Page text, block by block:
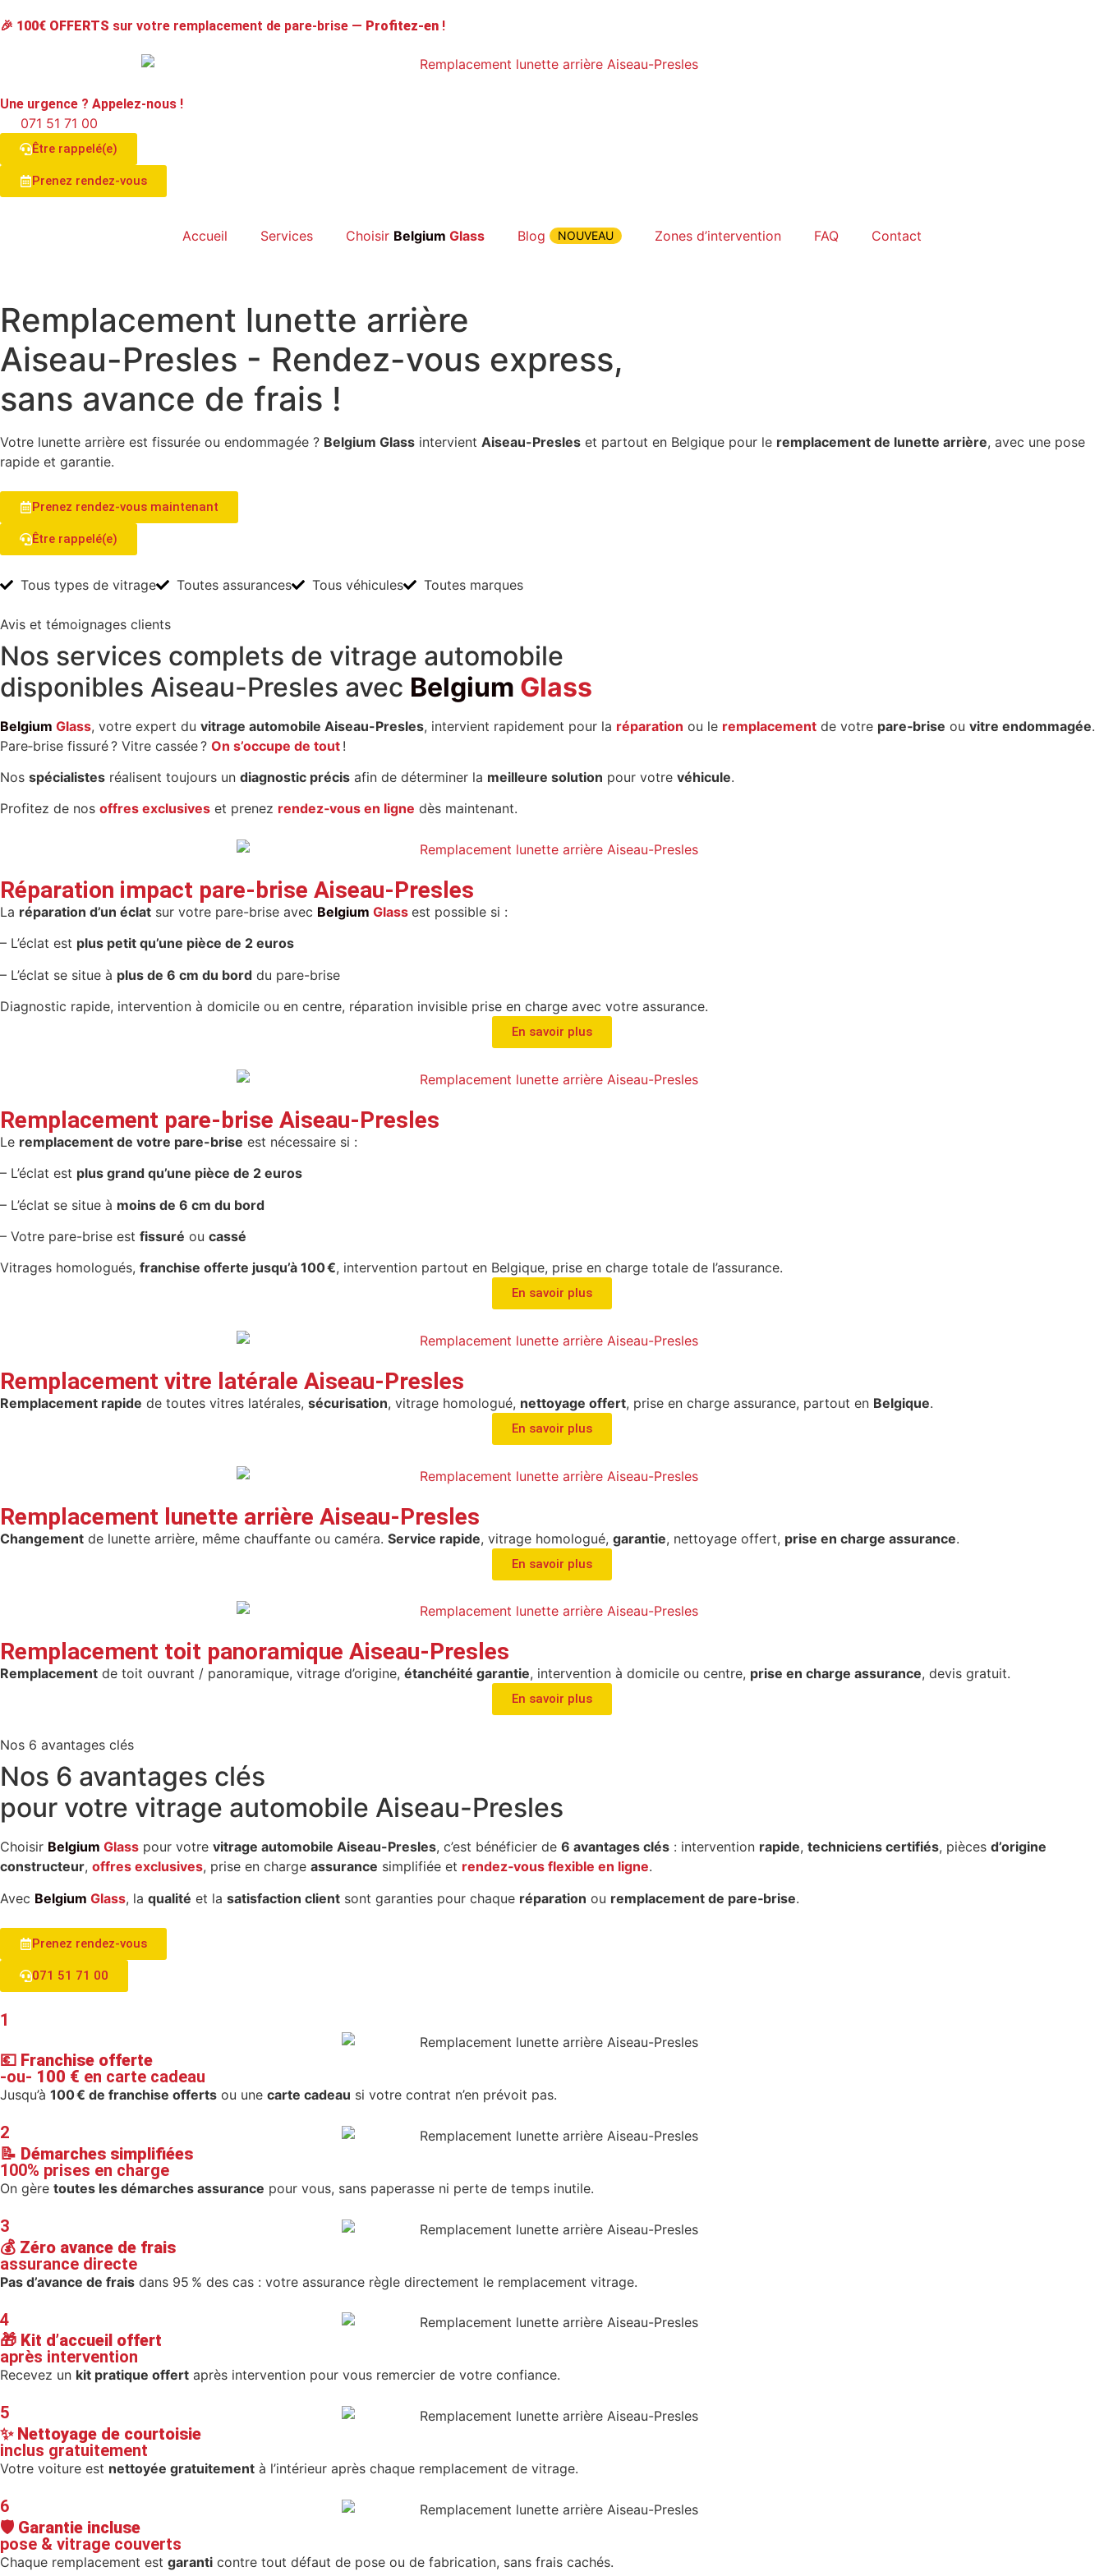
🎉 100€ OFFERTS sur votre remplacement de pare-brise — Profitez-en !
Une urgence ? Appelez-nous !
071 51 71 00
Être rappelé(e)
Prenez rendez-vous
Accueil Services Choisir Belgium Glass Blog NOUVEAU Zones d’intervention FAQ Contact
Remplacement lunette arrière
Aiseau-Presles - Rendez-vous express,
sans avance de frais !
Votre lunette arrière est fissurée ou endommagée ? Belgium Glass intervient Aiseau-Presles et partout en Belgique pour le remplacement de lunette arrière, avec une pose
rapide et garantie.
Prenez rendez-vous maintenant
Être rappelé(e)
Tous types de vitrage Toutes assurances Tous véhicules Toutes marques
Avis et témoignages clients
Nos services complets de vitrage automobile
disponibles Aiseau-Presles avec Belgium Glass
Belgium Glass, votre expert du vitrage automobile Aiseau-Presles, intervient rapidement pour la réparation ou le remplacement de votre pare‑brise ou vitre endommagée.
Pare‑brise fissuré ? Vitre cassée ? On s’occupe de tout !
Nos spécialistes réalisent toujours un diagnostic précis afin de déterminer la meilleure solution pour votre véhicule.
Profitez de nos offres exclusives et prenez rendez‑vous en ligne dès maintenant.
Réparation impact pare-brise Aiseau-Presles
La réparation d’un éclat sur votre pare-brise avec Belgium Glass est possible si :
– L’éclat est plus petit qu’une pièce de 2 euros
– L’éclat se situe à plus de 6 cm du bord du pare-brise
Diagnostic rapide, intervention à domicile ou en centre, réparation invisible prise en charge avec votre assurance.
En savoir plus
Remplacement pare-brise Aiseau-Presles
Le remplacement de votre pare-brise est nécessaire si :
– L’éclat est plus grand qu’une pièce de 2 euros
– L’éclat se situe à moins de 6 cm du bord
– Votre pare-brise est fissuré ou cassé
Vitrages homologués, franchise offerte jusqu’à 100 €, intervention partout en Belgique, prise en charge totale de l’assurance.
En savoir plus
Remplacement vitre latérale Aiseau-Presles
Remplacement rapide de toutes vitres latérales, sécurisation, vitrage homologué, nettoyage offert, prise en charge assurance, partout en Belgique.
En savoir plus
Remplacement lunette arrière Aiseau-Presles
Changement de lunette arrière, même chauffante ou caméra. Service rapide, vitrage homologué, garantie, nettoyage offert, prise en charge assurance.
En savoir plus
Remplacement toit panoramique Aiseau-Presles
Remplacement de toit ouvrant / panoramique, vitrage d’origine, étanchéité garantie, intervention à domicile ou centre, prise en charge assurance, devis gratuit.
En savoir plus
Nos 6 avantages clés
Nos 6 avantages clés
pour votre vitrage automobile Aiseau-Presles
Choisir Belgium Glass pour votre vitrage automobile Aiseau-Presles, c’est bénéficier de 6 avantages clés : intervention rapide, techniciens certifiés, pièces d’origine
constructeur, offres exclusives, prise en charge assurance simplifiée et rendez‑vous flexible en ligne.
Avec Belgium Glass, la qualité et la satisfaction client sont garanties pour chaque réparation ou remplacement de pare‑brise.
Prenez rendez-vous
071 51 71 00
1
💶 Franchise offerte
-ou- 100 € en carte cadeau
Jusqu’à 100 € de franchise offerts ou une carte cadeau si votre contrat n’en prévoit pas.
2
📝 Démarches simplifiées
100% prises en charge
On gère toutes les démarches assurance pour vous, sans paperasse ni perte de temps inutile.
3
💰 Zéro avance de frais
assurance directe
Pas d’avance de frais dans 95 % des cas : votre assurance règle directement le remplacement vitrage.
4
🎁 Kit d’accueil offert
après intervention
Recevez un kit pratique offert après intervention pour vous remercier de votre confiance.
5
✨ Nettoyage de courtoisie
inclus gratuitement
Votre voiture est nettoyée gratuitement à l’intérieur après chaque remplacement de vitrage.
6
🛡️ Garantie incluse
pose & vitrage couverts
Chaque remplacement est garanti contre tout défaut de pose ou de fabrication, sans frais cachés.